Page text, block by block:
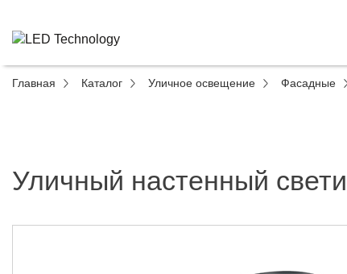
Главная Каталог Уличное освещение Фасадные
Уличный настенный